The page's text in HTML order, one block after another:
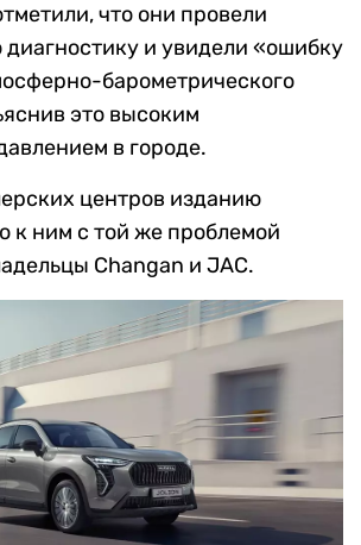
что они провели
и увидели «ошибку
барометрического
это высоким
в городе.
центров изданию
к ним с той же проблемой
Changan и JAC.